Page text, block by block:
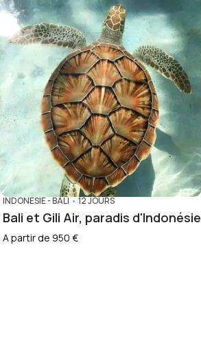
INDONÉSIE-BALI•12 JOURS
Bali et Gili Air, paradis d'Indonésie
A partir de 950 €